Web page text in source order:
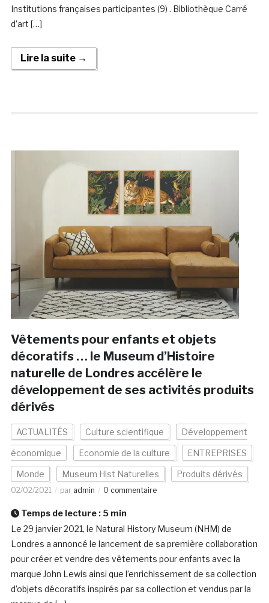
Institutions françaises participantes (9) . Bibliothèque Carré
d’art […]
Lire la suite →
Vêtements pour enfants et objets
décoratifs … le Museum d’Histoire
naturelle de Londres accélère le
développement de ses activités produits
dérivés
ACTUALITÉS Culture scientifique Développement
économique Economie de la culture ENTREPRISES
Monde Museum Hist Naturelles Produits dérivés
02/02/2021 par admin 0 commentaire
Temps de lecture : 5 min
Le 29 janvier 2021, le Natural History Museum (NHM) de
Londres a annoncé le lancement de sa première collaboration
pour créer et vendre des vêtements pour enfants avec la
marque John Lewis ainsi que l’enrichissement de sa collection
d’objets décoratifs inspirés par sa collection et vendus par la